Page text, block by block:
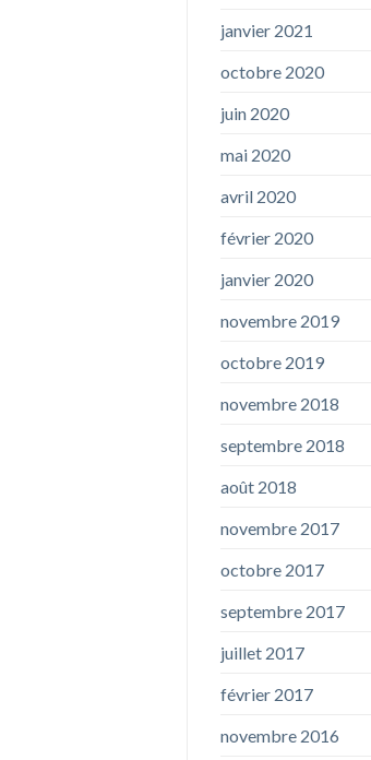
janvier 2021
octobre 2020
juin 2020
mai 2020
avril 2020
février 2020
janvier 2020
novembre 2019
octobre 2019
novembre 2018
septembre 2018
août 2018
novembre 2017
octobre 2017
septembre 2017
juillet 2017
février 2017
novembre 2016